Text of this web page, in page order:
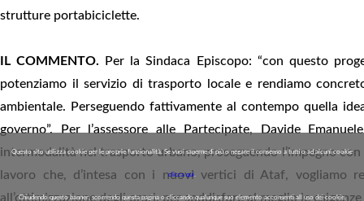
Questo sito utilizza cookie per le proprie funzionalità. Se vuoi saperne di più o negare il consenso a tutti o ad alcuni cookie
clicca qui.
Chiudendo questo banner, scorrendo questa pagina o cliccando qualunque suo elemento acconsenti all uso dei cookie.
strutture portabiciclette.
IL COMMENTO. Per la Sindaca Episcopo: “con questo
potenziamo il servizio di trasporto locale e rendiamo
ambientale. Perseguendo fattivamente al contempo quella
governo”. Per l’assessore alle Partecipate, Davide
intermodalità nel trasporto urbano, proseguendo l’impegno
lavoro che, d’intesa con i nuovi vertici di Ataf, vogliamo
all’ottimizzazione degli orari, per soddisfare al meglio le